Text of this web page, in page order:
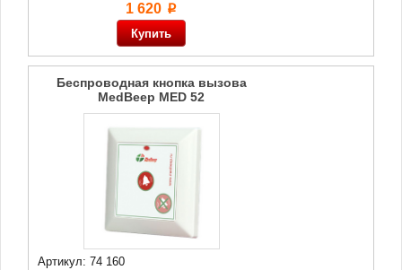
1 620 p
Беспроводная кнопка вызова
MedBeep MED 52
Артикул: 74 160